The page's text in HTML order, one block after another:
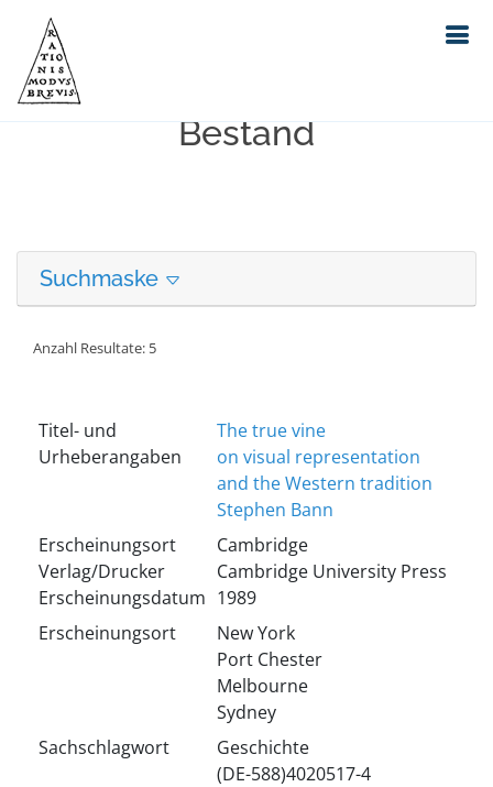
Erweiterte Suche in unserem
Bestand
Suchmaske
Anzahl Resultate: 5
Titel- und
Urheberangaben
The true vine
on visual representation
and the Western tradition
Stephen Bann
Erscheinungsort
Verlag/Drucker
Erscheinungsdatum
Cambridge
Cambridge University Press
1989
Erscheinungsort
New York
Port Chester
Melbourne
Sydney
Sachschlagwort
Geschichte
(DE-588)4020517-4